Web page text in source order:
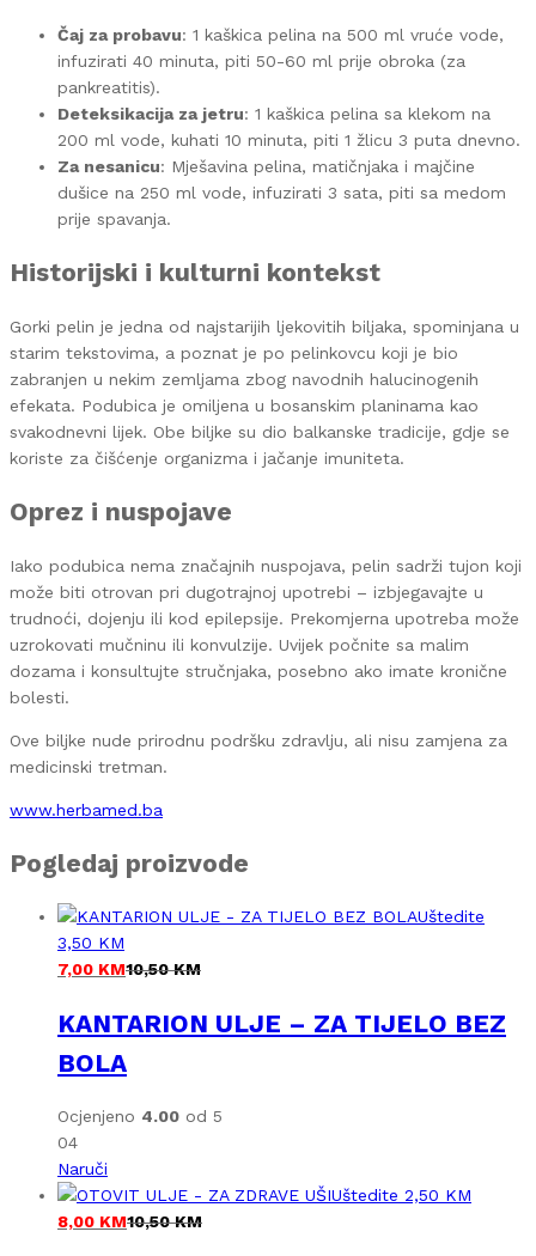
Čaj za probavu: 1 kaškica pelina na 500 ml vruće vode,
infuzirati 40 minuta, piti 50-60 ml prije obroka (za
pankreatitis).
Deteksikacija za jetru: 1 kaškica pelina sa klekom na
200 ml vode, kuhati 10 minuta, piti 1 žlicu 3 puta dnevno.
Za nesanicu: Mješavina pelina, matičnjaka i majčine
dušice na 250 ml vode, infuzirati 3 sata, piti sa medom
prije spavanja.
Historijski i kulturni kontekst
Gorki pelin je jedna od najstarijih ljekovitih biljaka, spominjana u
starim tekstovima, a poznat je po pelinkovcu koji je bio
zabranjen u nekim zemljama zbog navodnih halucinogenih
efekata. Podubica je omiljena u bosanskim planinama kao
svakodnevni lijek. Obe biljke su dio balkanske tradicije, gdje se
koriste za čišćenje organizma i jačanje imuniteta.
Oprez i nuspojave
Iako podubica nema značajnih nuspojava, pelin sadrži tujon koji
može biti otrovan pri dugotrajnoj upotrebi – izbjegavajte u
trudnoći, dojenju ili kod epilepsije. Prekomjerna upotreba može
uzrokovati mučninu ili konvulzije. Uvijek počnite sa malim
dozama i konsultujte stručnjaka, posebno ako imate kronične
bolesti.
Ove biljke nude prirodnu podršku zdravlju, ali nisu zamjena za
medicinski tretman.
www.herbamed.ba
Pogledaj proizvode
Uštedite
3,50 KM
7,00 KM10,50KM
KANTARION ULJE – ZA TIJELO BEZ
BOLA
Ocjenjeno 4.00 od 5
04
Naruči
Uštedite 2,50 KM
8,00 KM10,50KM